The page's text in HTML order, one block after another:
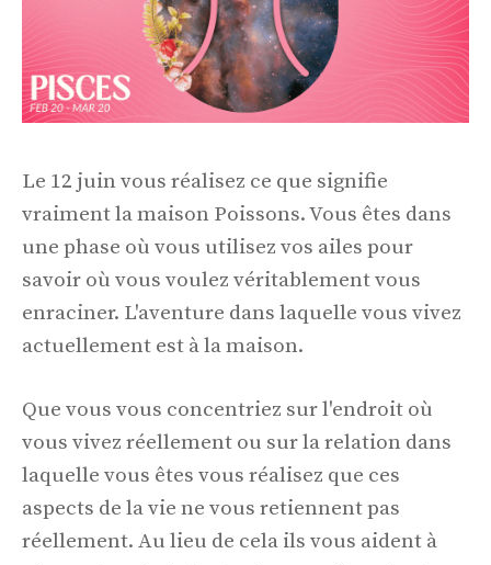
Le 12 juin vous réalisez ce que signifie
vraiment la maison Poissons. Vous êtes dans
une phase où vous utilisez vos ailes pour
savoir où vous voulez véritablement vous
enraciner. L'aventure dans laquelle vous vivez
actuellement est à la maison.
Que vous vous concentriez sur l'endroit où
vous vivez réellement ou sur la relation dans
laquelle vous êtes vous réalisez que ces
aspects de la vie ne vous retiennent pas
réellement. Au lieu de cela ils vous aident à